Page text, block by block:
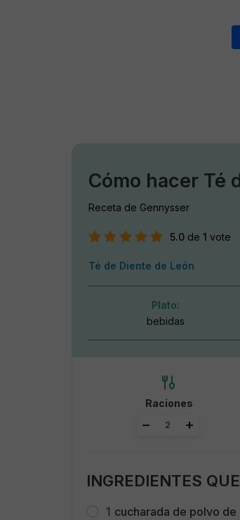
Cómo hacer Té
Receta de Gennysser
5.0 de 1 vote
Té de Diente de León
Plato:
bebidas
Raciones
Adjust
+
–
INGREDIENTES
1 cucharada de polvo